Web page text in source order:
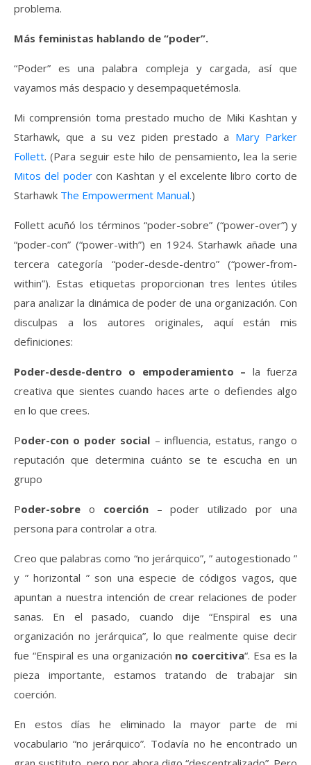
problema.
Más feministas hablando de “poder”.
“Poder” es una palabra compleja y cargada, así que
vayamos más despacio y desempaquetémosla.
Mi comprensión toma prestado mucho de Miki Kashtan y
Starhawk, que a su vez piden prestado a Mary Parker
Follett. (Para seguir este hilo de pensamiento, lea la serie
Mitos del podercon Kashtan y el excelente libro corto de
Starhawk The Empowerment Manual.)
Follett acuñó los términos “poder-sobre” (“power-over”) y
“poder-con” (“power-with”) en 1924. Starhawk añade una
tercera categoría “poder-desde-dentro” (“power-from-
within”). Estas etiquetas proporcionan tres lentes útiles
para analizar la dinámica de poder de una organización. Con
disculpas a los autores originales, aquí están mis
definiciones:
Poder-desde-dentro o empoderamiento – la fuerza
creativa que sientes cuando haces arte o defiendes algo
en lo que crees.
Poder-con o poder social – influencia, estatus, rango o
reputación que determina cuánto se te escucha en un
grupo
Poder-sobre o coerción– poder utilizado por una
persona para controlar a otra.
Creo que palabras como “no jerárquico”, ” autogestionado ”
y ” horizontal ” son una especie de códigos vagos, que
apuntan a nuestra intención de crear relaciones de poder
sanas. En el pasado, cuando dije “Enspiral es una
organización no jerárquica”, lo que realmente quise decir
fue “Enspiral es una organización no coercitiva“. Esa es la
pieza importante, estamos tratando de trabajar sin
coerción.
En estos días he eliminado la mayor parte de mi
vocabulario “no jerárquico”. Todavía no he encontrado un